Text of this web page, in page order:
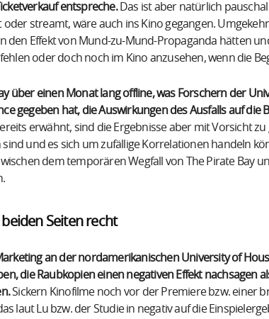
entspreche.Das ist aber natürlich
streamt, wäre auch ins Kino gegangen.
den Effekt von Mund-zu-Mund-Propaganda hätten
oder doch noch im Kino anzusehen, wenn die
über einen Monat lang offline, was Forschern der
gegeben hat, die Auswirkungen des Ausfalls auf die
erwähnt, sind die Ergebnisse aber mit Vorsicht zu
und es sich um zufällige Korrelationen handeln
dem temporären Wegfall von The Pirate Bay
Seiten recht
an der nordamerikanischen University of
die Raubkopien einen negativen Effekt nachsagen
Sickern Kinofilme noch vor der Premiere bzw. einer
laut Lu bzw. der Studie in negativ auf die